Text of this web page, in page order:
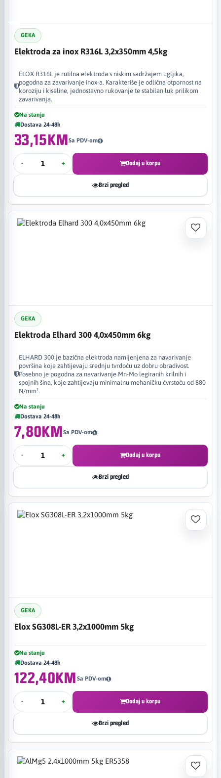
GEKA
Elektroda za inox R316L 3,2x350mm 4,5kg
ELOX R316L je rutilna elektroda s niskim sadržajem ugljika,
pogodna za zavarivanje inox-a. Karakteriše je odlična otpornost na
koroziju i kiseline, jednostavno rukovanje te stabilan luk prilikom
zavarivanja.
Na stanju
Dostava 24-48h
33,15KMSa PDV-om
- + Dodaj u korpu
Brzi pregled
GEKA
Elektroda Elhard 300 4,0x450mm 6kg
ELHARD 300 je bazična elektroda namijenjena za navarivanje
površina koje zahtijevaju srednju tvrdoću uz dobru obradivost.
Posebno je pogodna za navarivanje Mn-Mo legiranih krilnih i
spojnih šina, koje zahtijevaju minimalnu mehaničku čvrstoću od 880
N/mm².
Na stanju
Dostava 24-48h
7,80KMSa PDV-om
- + Dodaj u korpu
Brzi pregled
GEKA
Elox SG308L-ER 3,2x1000mm 5kg
Na stanju
Dostava 24-48h
122,40KM Sa PDV-om
- + Dodaj u korpu
Brzi pregled